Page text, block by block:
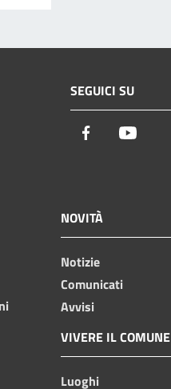
SEGUICI SU
Facebook
NOVITÀ
Notizie
Comunicati
Avvisi
VIVERE IL COMUNE
Luoghi